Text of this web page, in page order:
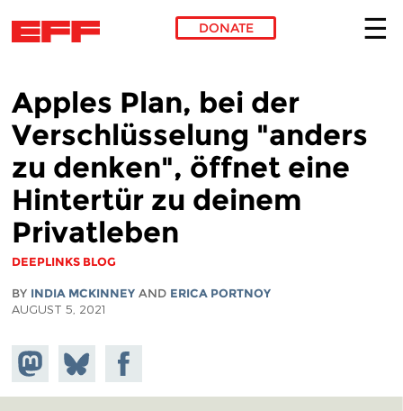
DONATE
Apples Plan, bei der
Verschlüsselung "anders
zu denken", öffnet eine
Hintertür zu deinem
Privatleben
DEEPLINKS BLOG
BY INDIA MCKINNEYAND ERICA PORTNOY
AUGUST 5, 2021
Share on
Mastodon
Share
on
Bluesky
Share on
Facebook